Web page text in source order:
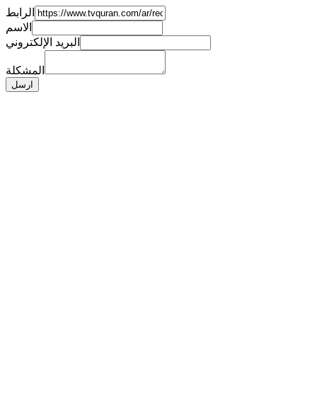
الرابط
الاسم
البريد الإلكتروني
المشكلة
ارسل